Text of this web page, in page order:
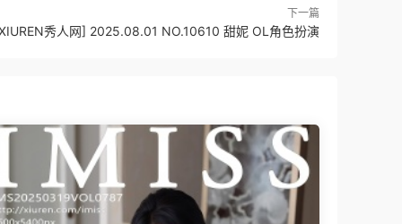
下一篇
秀人网] 2025.08.01 NO.10610 甜妮 OL角色扮演